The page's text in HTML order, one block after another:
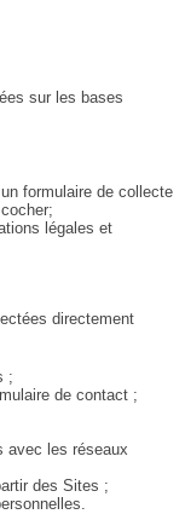
sur les bases
formulaire de collecte
légales et
directement
;
de contact ;
avec les réseaux
des Sites ;